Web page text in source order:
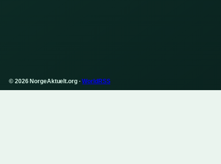
© 2026 NorgeAktuelt.org ·WorldRSS